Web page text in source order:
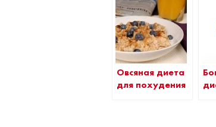
Овсяная диета
для похудения